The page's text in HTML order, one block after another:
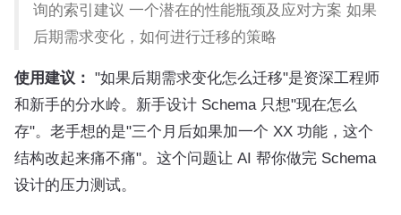
询的索引建议 一个潜在的性能瓶颈及应对方案 如果
后期需求变化，如何进行迁移的策略
使用建议： "如果后期需求变化怎么迁移"是资深工程师
和新手的分水岭。新手设计 Schema 只想"现在怎么
存"。老手想的是"三个月后如果加一个 XX 功能，这个
结构改起来痛不痛"。这个问题让 AI 帮你做完 Schema
设计的压力测试。